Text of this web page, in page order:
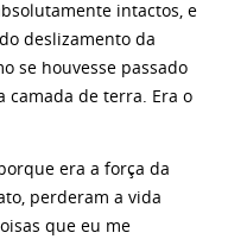
intactos, e
deslizamento da
se houvesse passado
camada de terra. Era o
era a força da
perderam a vida
que eu me